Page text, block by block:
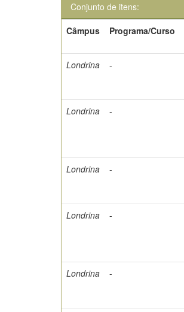
Conjunto de itens:
Câmpus
Programa/Curso
Londrina -
Londrina -
Londrina
-
Londrina -
Londrina
-